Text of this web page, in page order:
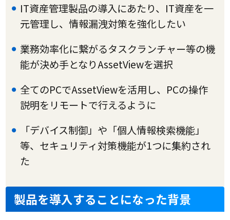
IT資産管理製品の導入にあたり、IT資産を一
元管理し、情報漏洩対策を強化したい
業務効率化に繋がるタスクランチャー等の機
能が決め手となりAssetViewを選択
全てのPCでAssetViewを活用し、PCの操作
説明をリモートで行えるように
「デバイス制御」や「個人情報検索機能」
等、セキュリティ対策機能が1つに集約され
た
製品を導入することになった背景